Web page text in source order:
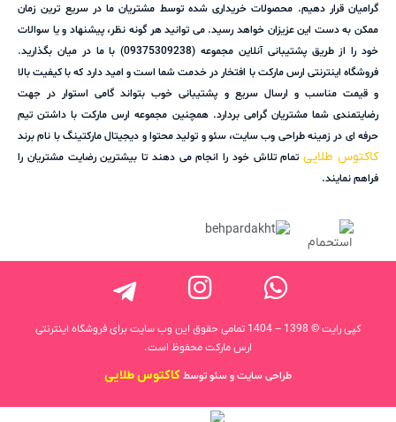
گرامیان قرار دهیم. محصولات خریداری شده توسط مشتریان ما در سریع ترین زمان
ممکن به دست این عزیزان خواهد رسید. می توانید هر گونه نظر، پیشنهاد و یا سوالات
خود را از طریق پشتیبانی آنلاین مجموعه (09375309238) با ما در میان بگذارید.
فروشگاه اینترنتی ارس مارکت با افتخار در خدمت شما است و امید دارد که با کیفیت بالا
و قیمت مناسب و ارسال سریع و پشتیبانی خوب بتواند گامی استوار در جهت
رضایتمندی شما مشتریان گرامی بردارد. همچنین مجموعه ارس مارکت با داشتن تیم
حرفه ای در زمینه طراحی وب سایت، سئو و تولید محتوا و دیجیتال مارکتینگ با نام برند
کاکتوس طلاییتمام تلاش خود را انجام می دهند تا بیشترین رضایت مشتریان را
فراهم نمایند.
کپی رایت © 1398 – 1404 تمامی حقوق این وب سایت برای فروشگاه اینترنتی
ارس مارکت محفوظ است.
طراحی سایت و سئو توسطکاکتوس طلایی